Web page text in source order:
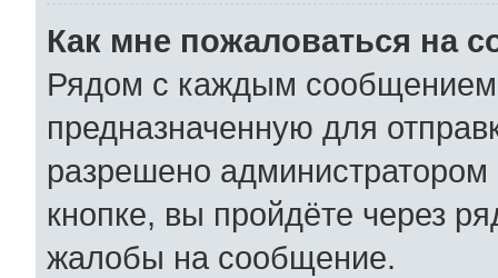
Как мне пожаловаться на
Рядом с каждым сообщением
предназначенную для
разрешено
кнопке, вы пройдёте через
жалобы на сообщение.